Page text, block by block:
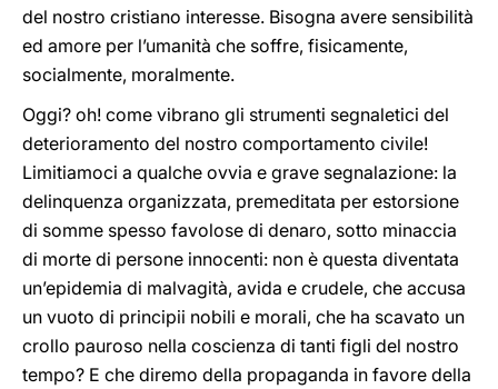
del nostro cristiano interesse. Bisogna avere sensibilità
ed amore per l’umanità che soffre, fisicamente,
socialmente, moralmente.
Oggi? oh! come vibrano gli strumenti segnaletici del
deterioramento del nostro comportamento civile!
Limitiamoci a qualche ovvia e grave segnalazione: la
delinquenza organizzata, premeditata per estorsione
di somme spesso favolose di denaro, sotto minaccia
di morte di persone innocenti: non è questa diventata
un’epidemia di malvagità, avida e crudele, che accusa
un vuoto di principii nobili e morali, che ha scavato un
crollo pauroso nella coscienza di tanti figli del nostro
tempo? E che diremo della propaganda in favore della